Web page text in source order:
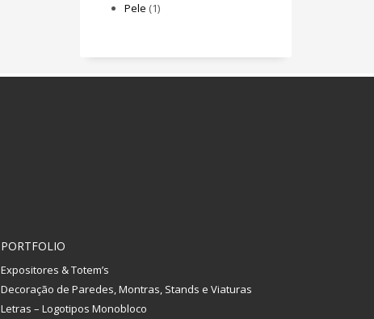
Pele (1)
PORTFOLIO
Expositores & Totem’s
Decoração de Paredes, Montras, Stands e Viaturas
Letras – Logotipos Monobloco